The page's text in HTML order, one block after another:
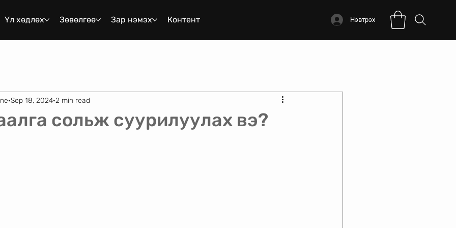
Үл хөдлөх Зөвөлгөө Зар нэмэх Контент Нэвтрэх
сольж суурилуулах вэ?
Sep 18, 2024 2 min read